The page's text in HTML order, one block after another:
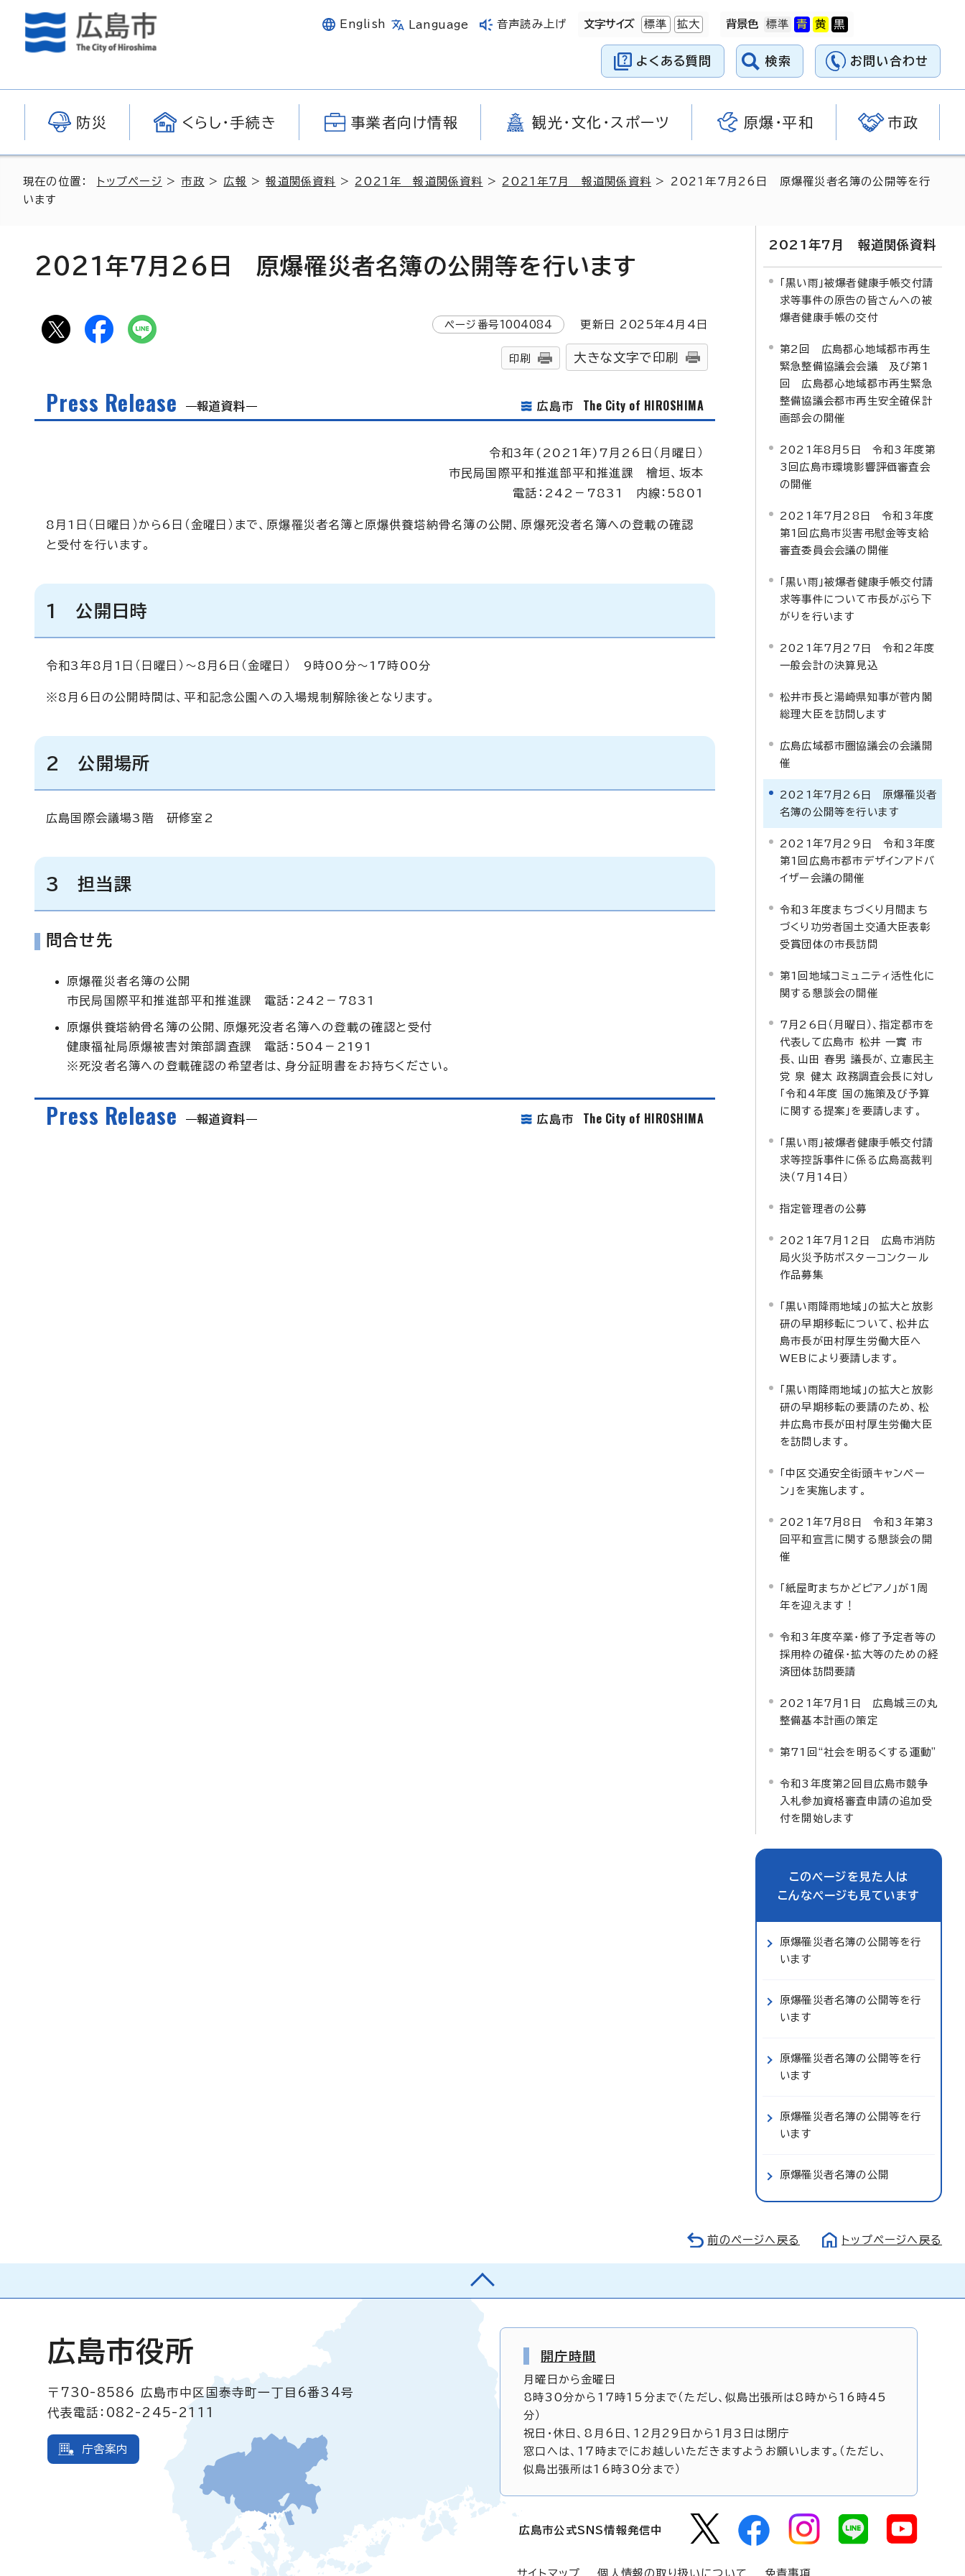
English Language 音声読み上げ 文字サイズ 標準 拡大 背景色
よくある質問 検索 お問い合わせ
防災 くらし・手続き 事業者向け情報 観光・文化・スポーツ 原爆・平和 市政
現在の位置： トップページ >市政 > 広報 >報道関係資料 > 2021年 報道関係資料 > 2021年7月 報道関係資料 > 2021年7月26日 原爆罹災者名簿の公開等を行
います
2021年7月26日 原爆罹災者名簿の公開等を行います
ページ番号1004084 更新日 2025年4月4日
印刷 大きな文字で印刷
Press Release 報道資料 広島市 The City of HIROSHIMA
令和3年(2021年)7月26日（月曜日）
市民局国際平和推進部平和推進課 檜垣、坂本
電話：242－7831 内線：5801
8月1日（日曜日）から6日（金曜日）まで、原爆罹災者名簿と原爆供養塔納骨名簿の公開、原爆死没者名簿への登載の確認
と受付を行います。
1 公開日時
令和3年8月1日（日曜日）～8月6日（金曜日） 9時00分～17時00分
※8月6日の公開時間は、平和記念公園への入場規制解除後となります。
2 公開場所
広島国際会議場3階 研修室2
3 担当課
問合せ先
原爆罹災者名簿の公開
市民局国際平和推進部平和推進課 電話：242－7831
原爆供養塔納骨名簿の公開、原爆死没者名簿への登載の確認と受付
健康福祉局原爆被害対策部調査課 電話：504－2191
※死没者名簿への登載確認の希望者は、身分証明書をお持ちください。
Press Release 報道資料 広島市 The City of HIROSHIMA
2021年7月 報道関係資料
「黒い雨」被爆者健康手帳交付請
求等事件の原告の皆さんへの被
爆者健康手帳の交付
第2回 広島都心地域都市再生
緊急整備協議会会議 及び第1
回 広島都心地域都市再生緊急
整備協議会都市再生安全確保計
画部会の開催
2021年8月5日 令和3年度第
3回広島市環境影響評価審査会
の開催
2021年7月28日 令和3年度
第1回広島市災害弔慰金等支給
審査委員会会議の開催
「黒い雨」被爆者健康手帳交付請
求等事件について市長がぶら下
がりを行います
2021年7月27日 令和2年度
一般会計の決算見込
松井市長と湯崎県知事が菅内閣
総理大臣を訪問します
広島広域都市圏協議会の会議開
催
2021年7月26日 原爆罹災者
名簿の公開等を行います
2021年7月29日 令和3年度
第1回広島市都市デザインアドバ
イザー会議の開催
令和3年度まちづくり月間まち
づくり功労者国土交通大臣表彰
受賞団体の市長訪問
第1回地域コミュニティ活性化に
関する懇談会の開催
7月26日（月曜日）、指定都市を
代表して広島市 松井 一實 市
長、山田 春男 議長が、立憲民主
党 泉 健太 政務調査会長に対し
「令和4年度 国の施策及び予算
に関する提案」を要請します。
「黒い雨」被爆者健康手帳交付請
求等控訴事件に係る広島高裁判
決（7月14日）
指定管理者の公募
2021年7月12日 広島市消防
局火災予防ポスターコンクール
作品募集
「黒い雨降雨地域」の拡大と放影
研の早期移転について、松井広
島市長が田村厚生労働大臣へ
WEBにより要請します。
「黒い雨降雨地域」の拡大と放影
研の早期移転の要請のため、松
井広島市長が田村厚生労働大臣
を訪問します。
「中区交通安全街頭キャンペー
ン」を実施します。
2021年7月8日 令和3年第3
回平和宣言に関する懇談会の開
催
「紙屋町まちかどピアノ」が1周
年を迎えます！
令和3年度卒業・修了予定者等の
採用枠の確保・拡大等のための経
済団体訪問要請
2021年7月1日 広島城三の丸
整備基本計画の策定
第71回“社会を明るくする運動”
令和3年度第2回目広島市競争
入札参加資格審査申請の追加受
付を開始します
このページを見た人は
こんなページも見ています
原爆罹災者名簿の公開等を行
います
原爆罹災者名簿の公開等を行
います
原爆罹災者名簿の公開等を行
います
原爆罹災者名簿の公開等を行
います
原爆罹災者名簿の公開
前のページへ戻る トップページへ戻る
広島市役所
〒730-8586
広島市中区国泰寺町一丁目6番34号
代表電話：082-245-2111
庁舎案内
開庁時間
月曜日から金曜日
8時30分から17時15分まで（ただし、似島出張所は8時から16時45
分）
祝日・休日、8月6日、12月29日から1月3日は閉庁
窓口へは、17時までにお越しいただきますようお願いします。（ただし、
似島出張所は16時30分まで）
広島市公式SNS情報発信中
サイトマップ 個人情報の取り扱いについて 免責事項